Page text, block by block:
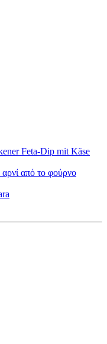
Feta-Dip mit Käse
από το φούρνο